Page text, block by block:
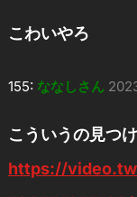
こわいやろ
155: ななしさん
こういうの見つ
https://